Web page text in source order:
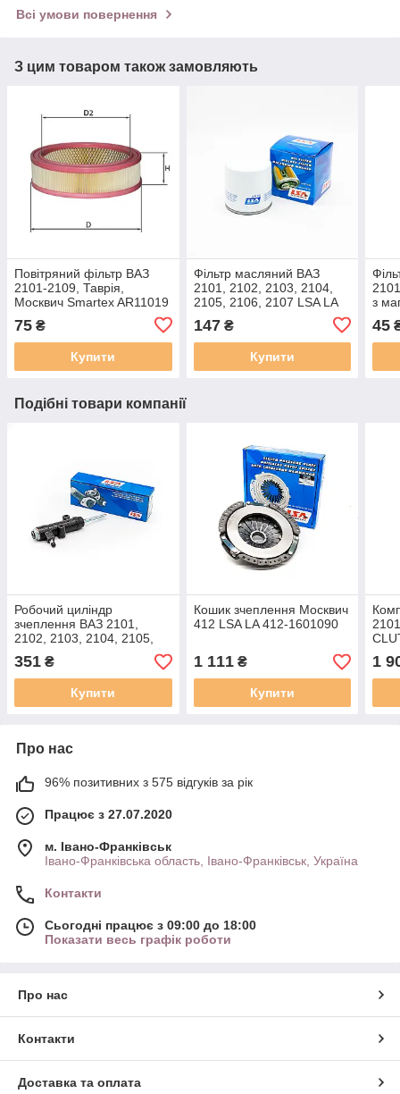
Всі умови повернення
З цим товаром також замовляють
Повітряний фільтр ВАЗ
2101-2109, Таврія,
Москвич Smartex AR11019
Mahle LX 158
75 ₴
Купити
Фільтр масляний ВАЗ
2101, 2102, 2103, 2104,
2105, 2106, 2107 LSA LA
920/21
147₴
Купити
з
45
Подібні товари компанії
Робочий циліндр
зчеплення ВАЗ 2101,
2102, 2103, 2104, 2105,
2106, 2107 LSA LA 2101-
1602510
351 ₴
Купити
Кошик зчеплення Москвич
412 LSA LA 412-1601090
1 111₴
Купити
1
Про нас
96% позитивних з 575 відгуків за рік
Працює з 27.07.2020
м. Івано-Франківськ
Івано-Франківська область, Івано-Франківськ, Україна
Контакти
Сьогодні працює з 09:00 до 18:00
Показати весь графік роботи
Про нас
Контакти
Доставка та оплата